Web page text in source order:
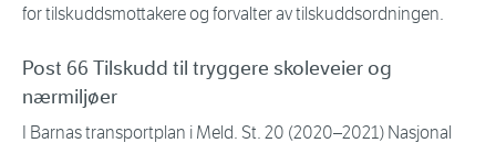
for tilskuddsmottakere og forvalter av tilskuddsordningen.
Post 66 Tilskudd til tryggere skoleveier og
nærmiljøer
I Barnas transportplan i Meld. St. 20 (2020–2021) Nasjonal